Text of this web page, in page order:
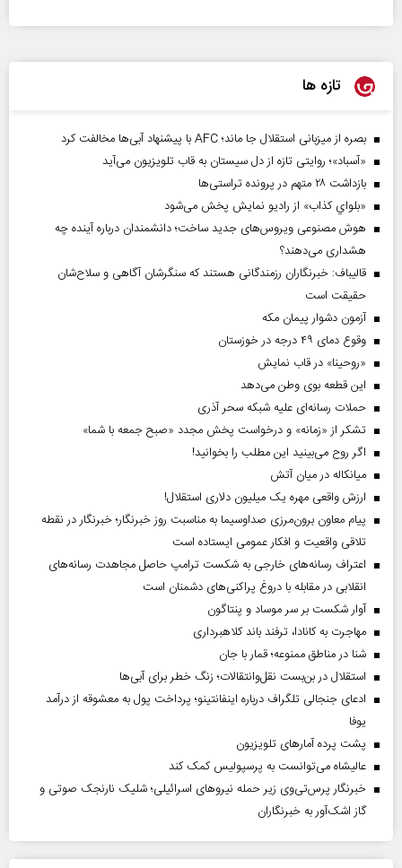
تازه ها
بصره از میزبانی استقلال جا ماند؛ AFC با پیشنهاد آبی‌ها مخالفت کرد
«آسباد»؛ روایتی تازه از دل سیستان به قاب تلویزیون می‌آید
بازداشت ۲۸ متهم در پرونده تراستی‌ها
«بلواي کذاب» از رادیو نمایش پخش می‌شود
هوش مصنوعی ویروس‌های جدید ساخت؛ دانشمندان درباره آینده چه
هشداری می‌دهند؟
قالیباف: خبرنگاران رزمندگانی هستند که سنگرشان آگاهی و سلاح‌شان
حقیقت است
آزمون دشوار پیمان مکه
وقوع دمای ۴۹ درجه در خوزستان
«روحینا» در قاب نمایش
این قطعه بوی وطن می‌دهد
حملات رسانه‌ای علیه شبکه سحر آذری
تشکر از «زمانه» و درخواست پخش مجدد «صبح جمعه با شما»
اگر روح می‌بینید این مطلب را بخوانید!
میانکاله در میان آتش
ارزش واقعی مهره یک میلیون دلاری استقلال!
پیام معاون برون‌مرزی صداوسیما به مناسبت روز خبرنگار؛ خبرنگار در نقطه
تلاقی واقعیت و افکار عمومی ایستاده است
اعتراف رسانه‌های خارجی به شکست ترامپ حاصل مجاهدت رسانه‌های
انقلابی در مقابله با دروغ پراکنی‌های دشمنان است
آوار شکست بر سر موساد و پنتاگون
مهاجرت به کانادا، ترفند باند کلاهبرداری
شنا در مناطق ممنوعه؛ قمار با جان
استقلال در بن‌بست نقل‌وانتقالات؛ زنگ خطر برای آبی‌ها
ادعای جنجالی تلگراف درباره اینفانتینو؛ پرداخت پول به معشوقه از درآمد
یوفا
پشت پرده آمارهای تلویزیون
عالیشاه می‌توانست به پرسپولیس کمک کند
خبرنگار پرس‌تی‌وی زیر حمله نیروهای اسرائیلی؛ شلیک نارنجک صوتی و
گاز اشک‌آور به خبرنگاران